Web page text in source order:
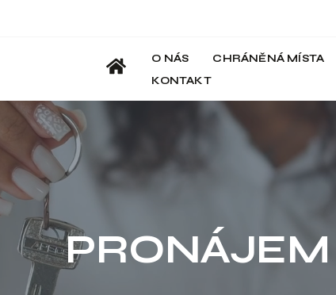
O NÁS CHRÁNĚNÁ MÍSTA
KONTAKT
PRONÁJEM